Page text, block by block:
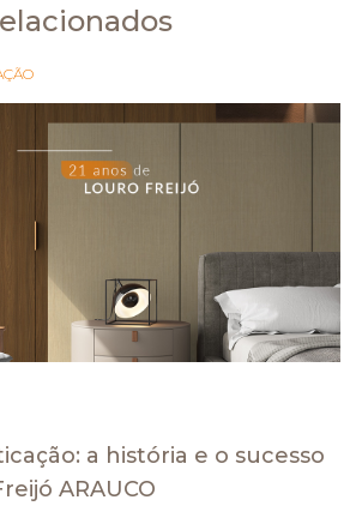
a história e o sucesso
ARAUCO